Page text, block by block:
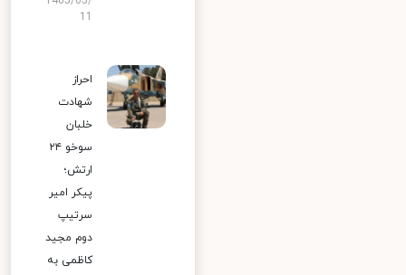
احراز
شهادت
خلبان
سوخو ۲۴
ارتش؛
پیکر امیر
سرتیپ
دوم مجید
کاظمی به